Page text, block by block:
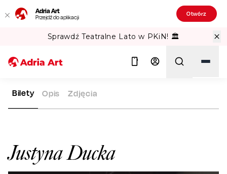
Adria Art
Przejdź do aplikacji Otwórz
Sprawdź Teatralne Lato w PKiN! 🏛️
ADRIA ART ARTYŚCI JUSTYNA DUCKA
Justyna Ducka
Bilety Opis Zdjęcia